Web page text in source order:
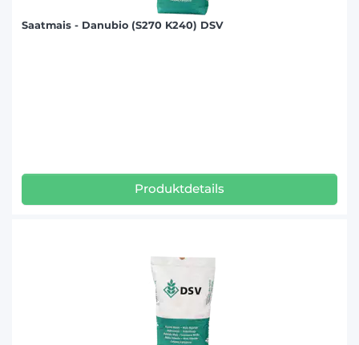
Saatmais - Danubio (S270 K240) DSV
Produktdetails